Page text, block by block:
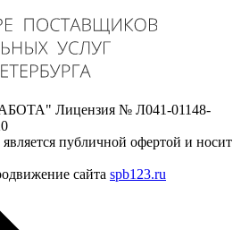
Лицензия № Л041-01148-
публичной офертой и носит
сайта spb123.ru